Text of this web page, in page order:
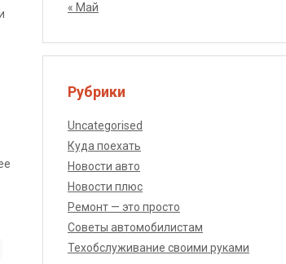
« Май
Рубрики
Uncategorised
Куда поехать
Новости авто
Новости плюс
Ремонт — это просто
Советы автомобилистам
Техобслуживание своими руками